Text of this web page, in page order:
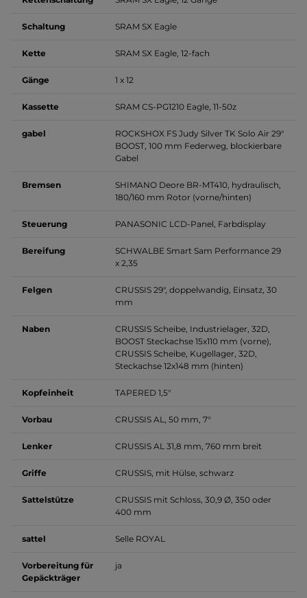
Schaltung SRAM SX Eagle
Kette SRAM SX Eagle, 12-fach
Gänge 1 x 12
Kassette SRAM CS-PG1210 Eagle, 11-50z
gabel
ROCKSHOX FS Judy Silver TK Solo Air 29"
BOOST, 100 mm Federweg, blockierbare
Gabel
Bremsen
SHIMANO Deore BR-MT410, hydraulisch,
180/160 mm Rotor (vorne/hinten)
Steuerung PANASONIC LCD-Panel, Farbdisplay
Bereifung
SCHWALBE Smart Sam Performance 29
x 2,35
Felgen
CRUSSIS 29", doppelwandig, Einsatz, 30
mm
Naben
CRUSSIS Scheibe, Industrielager, 32D,
BOOST Steckachse 15x110 mm (vorne),
CRUSSIS Scheibe, Kugellager, 32D,
Steckachse 12x148 mm (hinten)
Kopfeinheit TAPERED 1,5"
Vorbau CRUSSIS AL, 50 mm, 7°
Lenker CRUSSIS AL 31,8 mm, 760 mm breit
Griffe CRUSSIS, mit Hülse, schwarz
Sattelstütze
CRUSSIS mit Schloss, 30,9 Ø, 350 oder
400 mm
sattel Selle ROYAL
Vorbereitung für
Gepäckträger
ja